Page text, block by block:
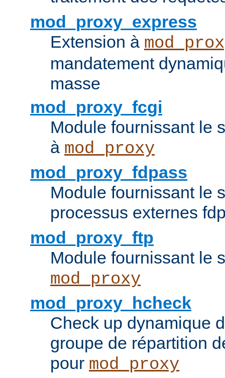
mod_proxy_express
Extension à
mandatement
masse
mod_proxy_fcgi
Module fournissant le
à mod_proxy
mod_proxy_fdpass
Module fournissant le
processus externes
mod_proxy_ftp
Module fournissant le
mod_proxy
mod_proxy_hcheck
Check up dynamique
groupe de répartition
pour mod_proxy